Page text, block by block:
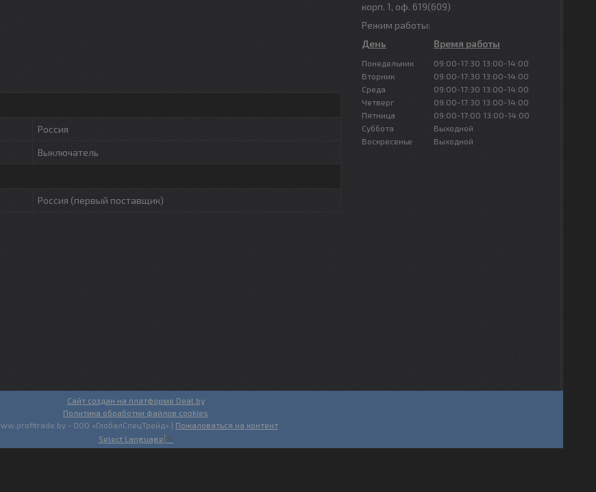
Россия
Выключатель
Россия (первый поставщик)
корп. 1, оф. 619(609)
Режим работы:
День
Время работы
Понедельник 09:00-17:30 13:00-14:00
Вторник
09:00-17:30 13:00-14:00
Среда
09:00-17:30 13:00-14:00
Четверг
09:00-17:30 13:00-14:00
Пятница
09:00-17:00 13:00-14:00
Суббота
Выходной
Воскресенье
Выходной
Сайт создан на платформе Deal.by
Политика обработки файлов cookies
- ООО «ГлобалСпецТрейд» | Пожаловаться на контент
Select Language ▼